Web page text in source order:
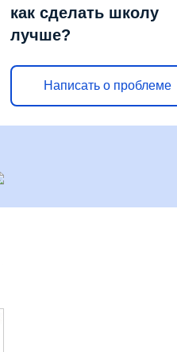
как сделать школу
лучше?
Написать о проблеме